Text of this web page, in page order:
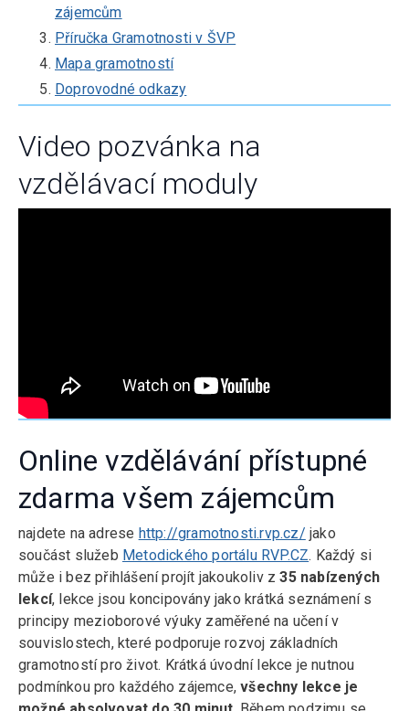
zájemcům
Příručka Gramotnosti v ŠVP
Mapa gramotností
Doprovodné odkazy
Video pozvánka na
vzdělávací moduly
Online vzdělávání přístupné
zdarma všem zájemcům
najdete na adrese http://gramotnosti.rvp.cz/ jako
součást služeb Metodického portálu RVP.CZ. Každý si
může i bez přihlášení projít jakoukoliv z35 nabízených
lekcí, lekce jsou koncipovány jako krátká seznámení s
principy mezioborové výuky zaměřené na učení v
souvislostech, které podporuje rozvoj základních
gramotností pro život. Krátká úvodní lekce je nutnou
podmínkou pro každého zájemce,všechny lekce je